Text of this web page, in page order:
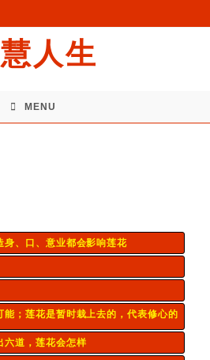
人生
MENU
身、口、意业都会影响莲花
能；莲花是暂时栽上去的，代表修心的
六道，莲花会怎样